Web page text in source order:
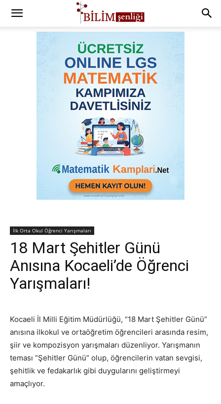
İlk Orta Okul Öğrenci Yarışmaları
18 Mart Şehitler Günü
Anısına Kocaeli’de Öğrenci
Yarışmaları!
Kocaeli İl Milli Eğitim Müdürlüğü, “18 Mart Şehitler Günü”
anısına ilkokul ve ortaöğretim öğrencileri arasında resim,
şiir ve kompozisyon yarışmaları düzenliyor. Yarışmanın
teması “Şehitler Günü” olup, öğrencilerin vatan sevgisi,
şehitlik ve fedakarlık gibi duygularını geliştirmeyi
amaçlıyor.